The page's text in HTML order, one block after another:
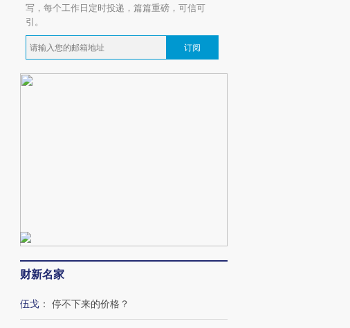
写，每个工作日定时投递，篇篇重磅，可信可
引。
订阅
财新名家
伍戈 ： 停不下来的价格？